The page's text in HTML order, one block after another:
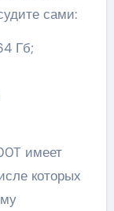
сами:
Гб;
имеет
которых